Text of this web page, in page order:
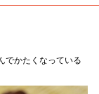
でかたくなっている